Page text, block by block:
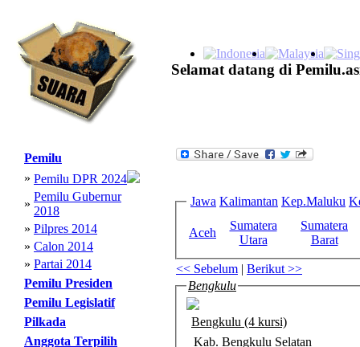
Selamat datang di
Pemilu
» Pemilu DPR 2024
»
Pemilu Gubernur
2018
» Pilpres 2014
» Calon 2014
» Partai 2014
Pemilu Presiden
Pemilu Legislatif
Pilkada
Anggota Terpilih
Jawa Kalimantan Kep.Maluku
Aceh
Sumatera
Utara
Sumatera
Barat
<< Sebelum | Berikut >>
Bengkulu
Bengkulu (4 kursi)
Kab. Bengkulu Selatan